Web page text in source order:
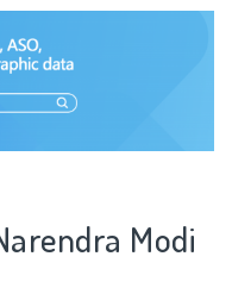
Modi